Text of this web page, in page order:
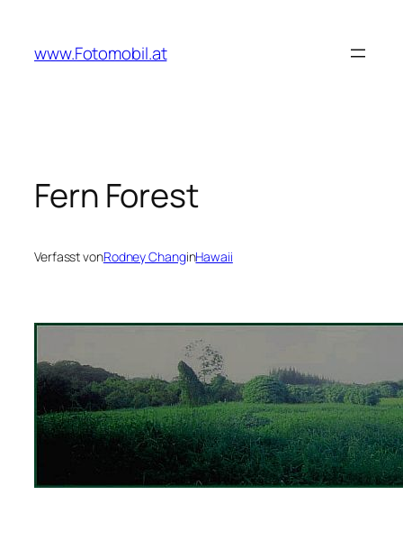
springen
www.Fotomobil.at
Fern Forest
Verfasst vonRodney ChanginHawaii